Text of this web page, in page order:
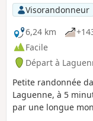
Visorandonneur
6,24 km
Facile
Départ à
Petite randonnée
Laguenne, à 5
par une longue